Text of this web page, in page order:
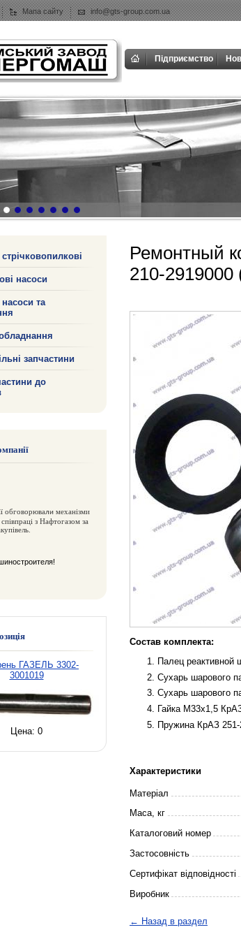
Мапа сайту info@gts-group.com.ua
Підприємство
насоси
насоси та
запчастини
до
обговорювали механізми
з Нафтогазом за
ГАЗЕЛЬ 3302-
3001019
Цена: 0
Ремонтный
210-2919000
Состав комплекта:
Палец реактивной
Сухарь шарового
Сухарь шарового
Гайка М33х1,5
Пружина КрАЗ 251-
Характеристики
Матеріал
Маса, кг
Каталоговий номер
Застосовність
Сертифікат відповідності
Виробник
← Назад в раздел